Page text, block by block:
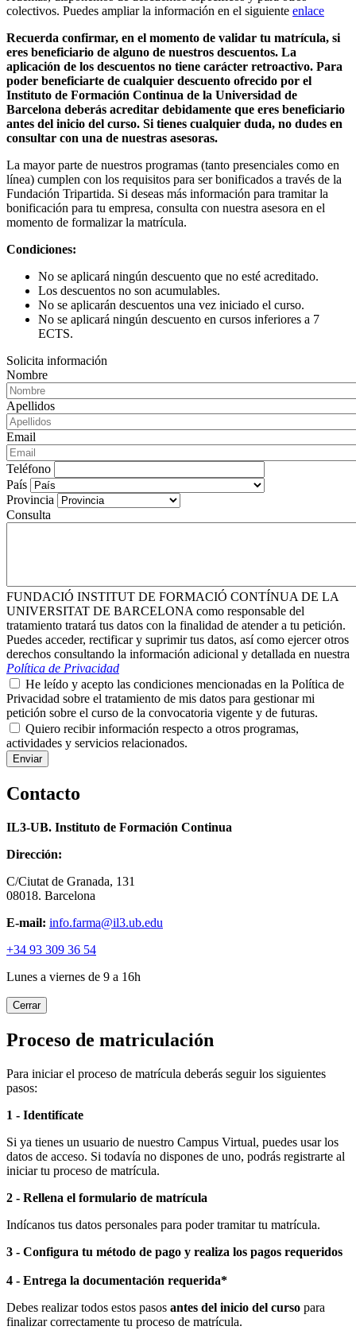
colectivos. Puedes ampliar la información en el siguiente enlace
Recuerda confirmar, en el momento de validar tu matrícula, si
eres beneficiario de alguno de nuestros descuentos. La
aplicación de los descuentos no tiene carácter retroactivo. Para
poder beneficiarte de cualquier descuento ofrecido por el
Instituto de Formación Continua de la Universidad de
Barcelona deberás acreditar debidamente que eres beneficiario
antes del inicio del curso. Si tienes cualquier duda, no dudes en
consultar con una de nuestras asesoras.
La mayor parte de nuestros programas (tanto presenciales como en
línea) cumplen con los requisitos para ser bonificados a través de la
Fundación Tripartida. Si deseas más información para tramitar la
bonificación para tu empresa, consulta con nuestra asesora en el
momento de formalizar la matrícula.
Condiciones:
No se aplicará ningún descuento que no esté acreditado.
Los descuentos no son acumulables.
No se aplicarán descuentos una vez iniciado el curso.
No se aplicará ningún descuento en cursos inferiores a 7
ECTS.
Solicita información
Nombre
Apellidos
Email
Teléfono
País
Provincia
Consulta
FUNDACIÓ INSTITUT DE FORMACIÓ CONTÍNUA DE LA
UNIVERSITAT DE BARCELONA como responsable del
tratamiento tratará tus datos con la finalidad de atender a tu petición.
Puedes acceder, rectificar y suprimir tus datos, así como ejercer otros
derechos consultando la información adicional y detallada en nuestra
Política de Privacidad
He leído y acepto las condiciones mencionadas en la Política de
Privacidad sobre el tratamiento de mis datos para gestionar mi
petición sobre el curso de la convocatoria vigente y de futuras.
Quiero recibir información respecto a otros programas,
actividades y servicios relacionados.
Contacto
IL3-UB. Instituto de Formación Continua
Dirección:
C/Ciutat de Granada, 131
08018. Barcelona
E-mail: info.farma@il3.ub.edu
+34 93 309 36 54
Lunes a viernes de 9 a 16h
Cerrar
Proceso de matriculación
Para iniciar el proceso de matrícula deberás seguir los siguientes
pasos:
1 - Identifícate
Si ya tienes un usuario de nuestro Campus Virtual, puedes usar los
datos de acceso. Si todavía no dispones de uno, podrás registrarte al
iniciar tu proceso de matrícula.
2 - Rellena el formulario de matrícula
Indícanos tus datos personales para poder tramitar tu matrícula.
3 - Configura tu método de pago y realiza los pagos requeridos
4 - Entrega la documentación requerida*
Debes realizar todos estos pasos antes del inicio del curso para
finalizar correctamente tu proceso de matrícula.